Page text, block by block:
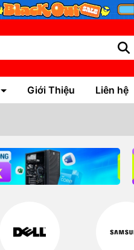
Giới Thiệu Liên hệ